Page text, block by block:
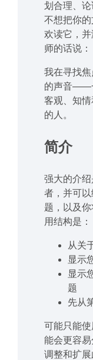
划合理、
不想把你
欢读它，
师的话说：
我在寻找
的声音——
客观、知
的人。
简介
强大的介
者，并可
题，以及
用结构是：
从关
显示
显示
题
先从
可能只能
能会更容
调整和扩